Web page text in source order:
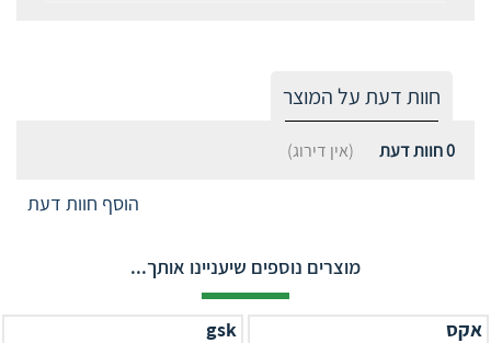
חוות דעת על המוצר
0חוות דעת (אין דירוג)
הוסף חוות דעת
מוצרים נוספים שיעניינו אותך...
אקס gsk